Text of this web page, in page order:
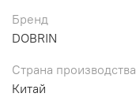
Бренд
DOBRIN
Страна производства
Китай